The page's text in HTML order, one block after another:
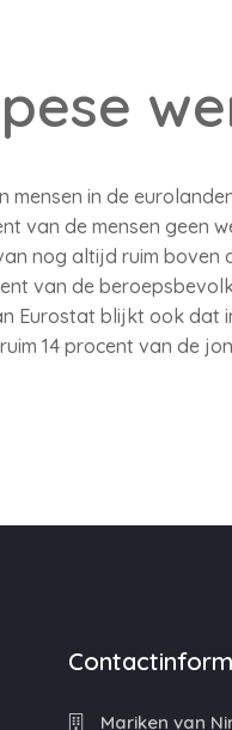
mensen in de
van de mensen geen
nog altijd ruim boven
van de
Eurostat blijkt ook dat
14 procent van de
Mariken van